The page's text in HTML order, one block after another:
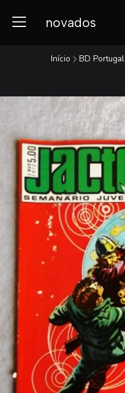
novados
Início BD Portugal